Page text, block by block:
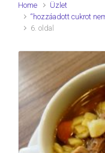
Home
Üzlet
“hozzáadott cukrot
6. oldal